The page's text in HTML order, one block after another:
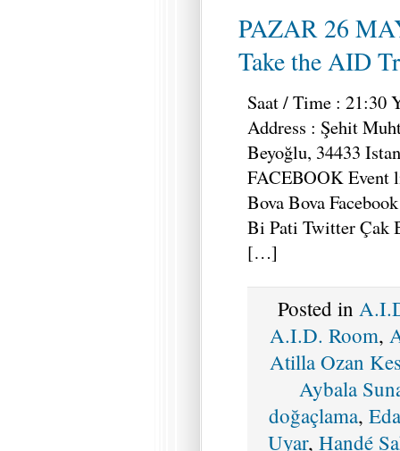
PAZAR 26
Take the AID
Saat / Time : 21:30
Address : Şehit
Beyoğlu, 34433
FACEBOOK Event
Bova Bova
Bi Pati Twitter Çak
[…]
Posted in
A.I.D. Room,
Atilla Ozan
Aybala
doğaçlama,
Uyar, Handé